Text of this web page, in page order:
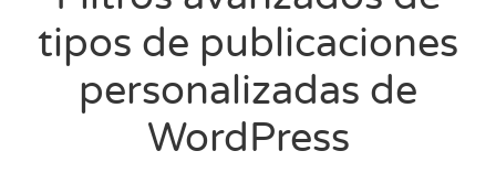
tipos de publicaciones
personalizadas de
WordPress